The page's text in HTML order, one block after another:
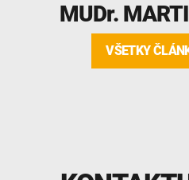
MUDr.
VŠETKY